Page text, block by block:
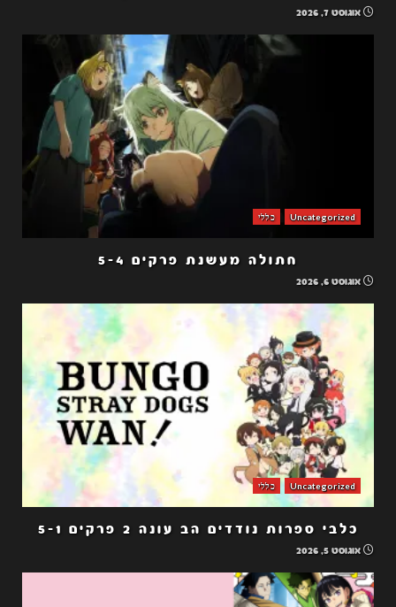
אוגוסט 7, 2026
Uncategorized כללי
חתולה מעשנת פרקים 5-4
אוגוסט 6, 2026
Uncategorized כללי
כלבי ספרות נודדים הב עונה 2 פרקים 5-1
אוגוסט 5, 2026